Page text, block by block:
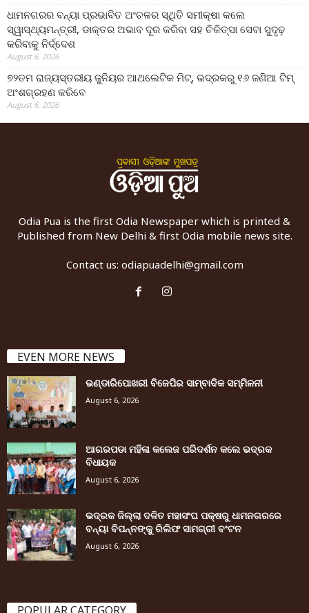
ଧାମନଗରର ବନ୍ୟା ପ୍ରଭାବିତ ଅଂଚଳର ସ୍ଥିତି ସମୀକ୍ଷା କଲେ
ସ୍ୱାସ୍ଥ୍ୟମନ୍ତ୍ରୀ, ଡାକ୍ତର ଅଭାବ ଦୂର କରିବା ସହ ଚିକିତ୍ସା ସେବା ସୁଦୃଢ଼
କରିବାକୁ ନିର୍ଦ୍ଦେଶ
August 6, 2026
୭୨ତମ ରାଜ୍ୟସ୍ତରୀୟ ଜୁନିୟର ଆଥଲେଟିକ ମିଟ୍‌, ଭଦ୍ରକରୁ ୧୬ ଜଣିଆ ଟିମ୍
ଅଂଶଗ୍ରହଣ କରିବେ
August 6, 2026
Odia Pua is the first Odia Newspaper which is printed &
Published from New Delhi & first Odia mobile news site.
Contact us: odiapuadelhi@gmail.com
EVEN MORE NEWS
ଭଣ୍ଡାରିପୋଖରୀ ବିଜେପିର ସାମ୍ବାଦିକ ସମ୍ମିଳନୀ
August 6, 2026
ଆଗରପଡା ମହିଳା କଲେଜ ପରିଦର୍ଶନ କଲେ ଭଦ୍ରକ
ବିଧାୟକ
August 6, 2026
ଭଦ୍ରକ ଜିଲ୍ଲା ଦଳିତ ମହାସଂଘ ପକ୍ଷରୁ ଧାମନଗରରେ
ବନ୍ୟା ବିପନ୍ନଙ୍କୁ ରିଲିଫ ସାମଗ୍ରୀ ବଂଟନ
August 6, 2026